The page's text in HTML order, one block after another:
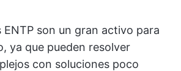
ENTP son un gran activo para
ya que pueden resolver
con soluciones poco